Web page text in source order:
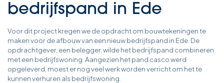
bedrijfspand in Ede
Voor dit project kregen we de opdracht om bouwtekeningen te
maken voor de afbouw van een nieuw bedrijfspand in Ede. De
opdrachtgever, een belegger, wilde het bedrijfspand combineren
met een bedrijfswoning. Aangezien het pand casco werd
opgeleverd, moest er nog veel werk worden verricht om het te
kunnen verhuren als bedrijfswoning.